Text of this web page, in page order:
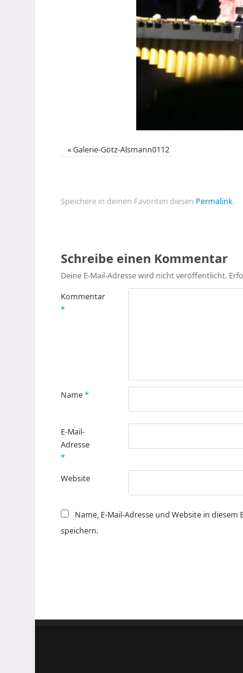
«Galerie-Götz-Alsmann0112
Speichere in deinen Favoriten diesen Permalink.
Schreibe einen Kommentar
Deine E-Mail-Adresse wird nicht veröffentlicht.
Kommentar
*
Name*
E-Mail-
Adresse
*
Website
Name, E-Mail-Adresse und Website in
speichern.